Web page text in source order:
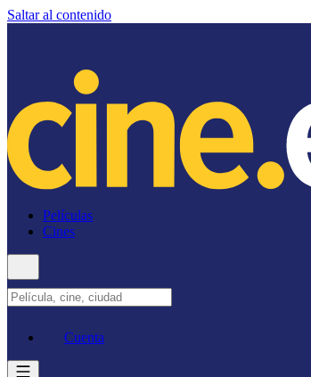
Saltar al contenido
Películas
Cines
Cuenta